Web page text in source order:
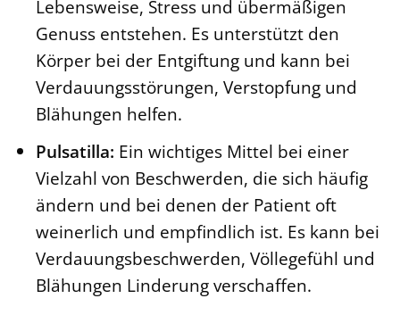
Lebensweise, Stress und übermäßigen
Genuss entstehen. Es unterstützt den
Körper bei der Entgiftung und kann bei
Verdauungsstörungen, Verstopfung und
Blähungen helfen.
Pulsatilla: Ein wichtiges Mittel bei einer
Vielzahl von Beschwerden, die sich häufig
ändern und bei denen der Patient oft
weinerlich und empfindlich ist. Es kann bei
Verdauungsbeschwerden, Völlegefühl und
Blähungen Linderung verschaffen.